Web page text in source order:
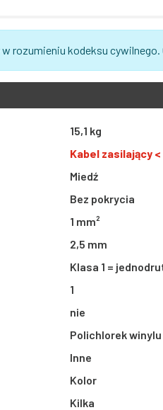
rozumieniu kodeksu
15,1 kg
Kabel zasilający
Miedź
Bez pokrycia
1 mm²
2,5 mm
Klasa 1 =
1
nie
Polichlorek winylu
Inne
Kolor
Kilka